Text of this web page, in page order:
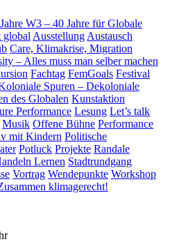
W3 – 40 Jahre für Globale
global Ausstellung Austausch
Care, Klimakrise, Migration
– Alles muss man selber machen
Fachtag FemGoals Festival
Spuren – Dekoloniale
des Globalen Kunstaktion
Performance Lesung Let’s talk
Musik Offene Bühne Performance
mit Kindern Politische
Potluck Projekte Randale
Lernen Stadtrundgang
Vortrag Wendepunkte Workshop
klimagerecht!